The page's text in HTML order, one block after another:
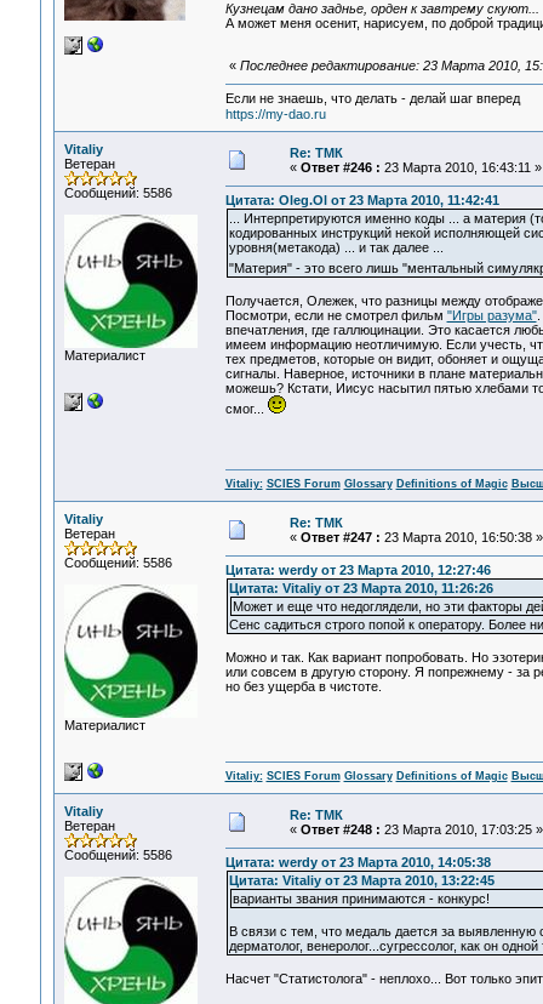
Кузнецам дано заднье, орден к завтрему скуют...
А может меня осенит, нарисуем, по доброй
« Последнее редактирование: 23 Марта 2010,
Если не знаешь, что делать - делай шаг вперед
https://my-dao.ru
Vitaliy
Ветеран
Сообщений: 5586
Материалист
Re: ТМК
« Ответ #246 : 23 Марта 2010, 16:43:11 »
Цитата: Oleg.Ol от 23 Марта 2010, 11:42:41
... Интерпретируются именно коды ... а материя
кодированных инструкций некой исполняющей
уровня(метакода) ... и так далее ...
"Материя" - это всего лишь "ментальный
Получается, Олежек, что разницы между
Посмотри, если не смотрел фильм "Игры разума".
впечатления, где галлюцинации. Это касается
имеем информацию неотличимую. Если учесть,
тех предметов, которые он видит, обоняет и
сигналы. Наверное, источники в плане
можешь? Кстати, Иисус насытил пятью хлебами
смог...
Vitaliy: SCIES Forum Glossary Definitions of Magic
Vitaliy
Ветеран
Сообщений: 5586
Материалист
Re: ТМК
« Ответ #247 : 23 Марта 2010, 16:50:38 »
Цитата: werdy от 23 Марта 2010, 12:27:46
Цитата: Vitaliy от 23 Марта 2010, 11:26:26
Может и еще что недоглядели, но эти факторы
Сенс садиться строго попой к оператору. Более
Можно и так. Как вариант попробовать. Но
или совсем в другую сторону. Я попрежнему - за
но без ущерба в чистоте.
Vitaliy: SCIES Forum Glossary Definitions of Magic
Vitaliy
Ветеран
Сообщений: 5586
Re: ТМК
« Ответ #248 : 23 Марта 2010, 17:03:25 »
Цитата: werdy от 23 Марта 2010, 14:05:38
Цитата: Vitaliy от 23 Марта 2010, 13:22:45
варианты звания принимаются - конкурс!
В связи с тем, что медаль дается за выявленную
дерматолог, венеролог...сугрессолог, как он
Насчет "Статистолога" - неплохо... Вот только